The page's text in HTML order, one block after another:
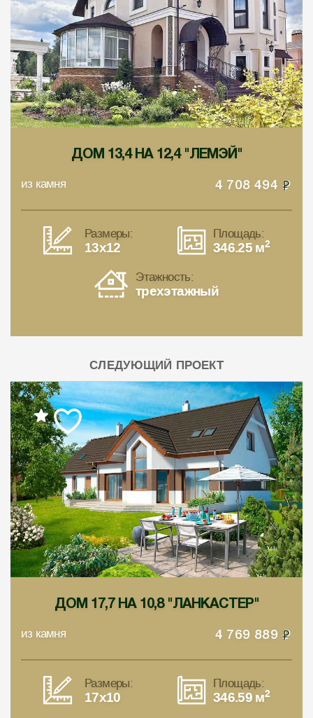
ДОМ 13,4 НА 12,4 "ЛЕМЭЙ"
из камня 4 708 494
Размеры:
13x12
Площадь:
346.25 м2
Этажность:
трехэтажный
СЛЕДУЮЩИЙ ПРОЕКТ
ДОМ 17,7 НА 10,8 "ЛАНКАСТЕР"
из камня 4 769 889
Размеры:
17x10
Площадь:
346.59 м2